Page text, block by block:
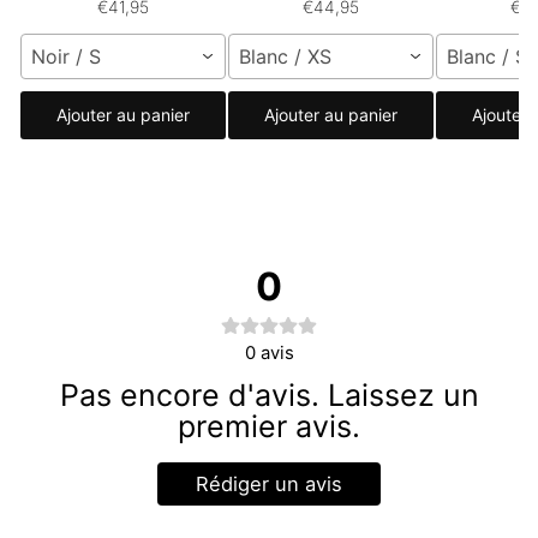
€41,95
Noir / S
Ajouter au panier
€44,95
Blanc / XS
Ajouter au panier
Blanc / S
Ajouter
0
0 avis
Pas encore d'avis. Laissez un
premier avis.
Rédiger un avis